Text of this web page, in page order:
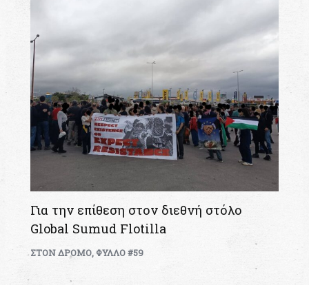
Για την επίθεση στον διεθνή στόλο
Global Sumud Flotilla
ΣΤΟΝ ΔΡΟΜΟ, ΦΥΛΛΟ #59